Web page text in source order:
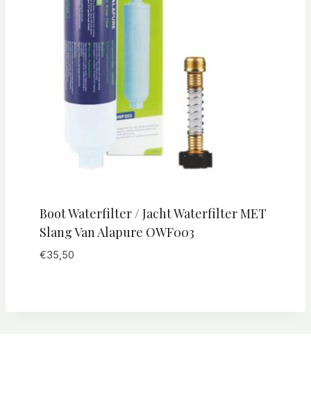
Boot Waterfilter / Jacht Waterfilter MET
Slang Van Alapure OWF003
€35,50